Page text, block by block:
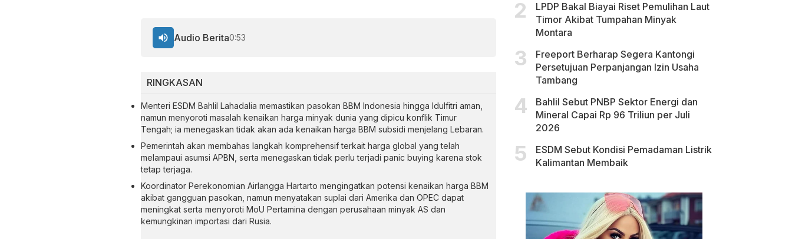
RINGKASAN
Menteri ESDM Bahlil Lahadalia memastikan pasokan BBM Indonesia hingga Idulfitri aman,
namun menyoroti masalah kenaikan harga minyak dunia yang dipicu konflik Timur
Tengah; ia menegaskan tidak akan ada kenaikan harga BBM subsidi menjelang Lebaran.
Pemerintah akan membahas langkah komprehensif terkait harga global yang telah
melampaui asumsi APBN, serta menegaskan tidak perlu terjadi panic buying karena stok
tetap terjaga.
Koordinator Perekonomian Airlangga Hartarto mengingatkan potensi kenaikan harga BBM
akibat gangguan pasokan, namun menyatakan suplai dari Amerika dan OPEC dapat
meningkat serta menyoroti MoU Pertamina dengan perusahaan minyak AS dan
kemungkinan importasi dari Rusia.
Audio Berita0:53
LPDP Bakal Biayai Riset Pemulihan Laut
Timor Akibat Tumpahan Minyak
Montara
Freeport Berharap Segera Kantongi
Persetujuan Perpanjangan Izin Usaha
Tambang
Bahlil Sebut PNBP Sektor Energi dan
Mineral Capai Rp 96 Triliun per Juli
2026
ESDM Sebut Kondisi Pemadaman Listrik
Kalimantan Membaik